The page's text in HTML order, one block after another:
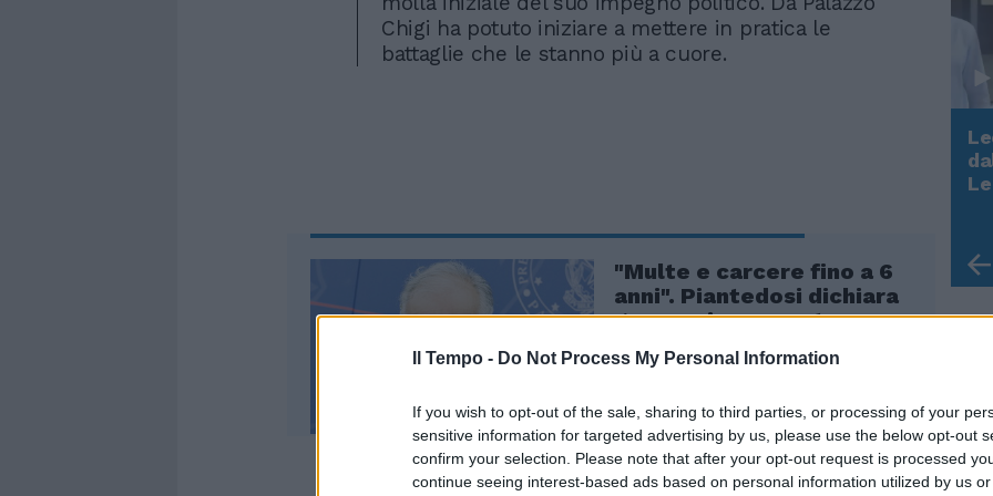
Il Tempo - Do Not Process My Personal Information
If you wish to opt-out of the sale, sharing to third parties, or processing of your
sensitive information for targeted advertising by us, please use the below opt-out
confirm your selection. Please note that after your opt-out request is processed
continue seeing interest-based ads based on personal information utilized by us
Chigi ha potuto iniziare a mettere in pratica le
battaglie che le stanno più a cuore.
"Multe e carcere fino a 6
anni". Piantedosi dichiara
guerra ai rave party